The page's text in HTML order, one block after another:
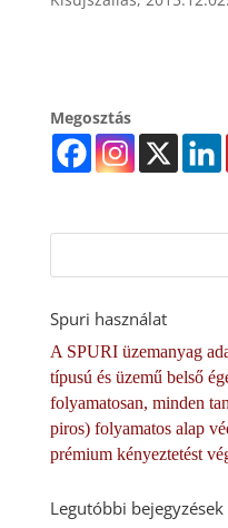
Farkas
Megosztás
Spuri használat
A SPURI üzemanyag
típusú és üzemű belső
folyamatosan, minden
piros) folyamatos alap
prémium kényeztetést
Legutóbbi bejegyzések